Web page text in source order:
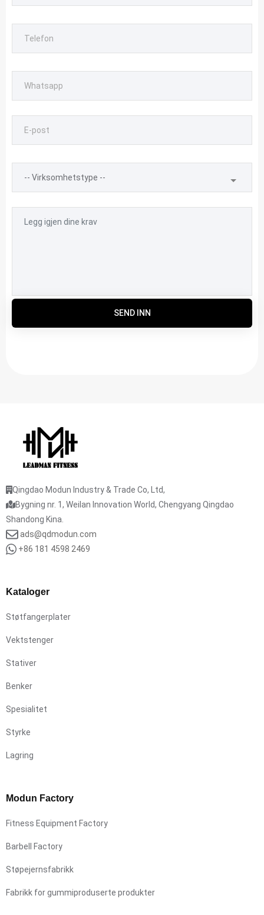
SEND INN
Qingdao Modun Industry & Trade Co, Ltd,
Bygning nr. 1, Weilan Innovation World, Chengyang Qingdao
Shandong Kina.
ads@qdmodun.com
+86 181 4598 2469
Kataloger
Støtfangerplater
Vektstenger
Stativer
Benker
Spesialitet
Styrke
Lagring
Modun Factory
Fitness Equipment Factory
Barbell Factory
Støpejernsfabrikk
Fabrikk for gummiproduserte produkter